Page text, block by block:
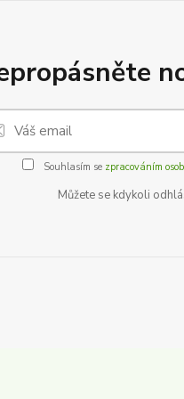
Souhlasím se zpracováním
Můžete se kdykoli